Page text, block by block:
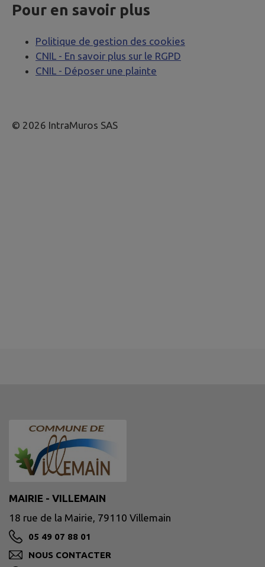
Pour en savoir plus
Politique de gestion des cookies
CNIL - En savoir plus sur le RGPD
CNIL - Déposer une plainte
© 2026 IntraMuros SAS
MAIRIE - VILLEMAIN
18 rue de la Mairie, 79110 Villemain
05 49 07 88 01
NOUS CONTACTER